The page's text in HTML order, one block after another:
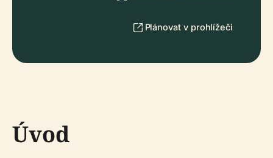
Plánovat v prohlížeči
Úvod